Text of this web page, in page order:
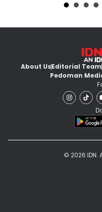
About UsEditorial Team
Pedoman
© 2026 IDN.